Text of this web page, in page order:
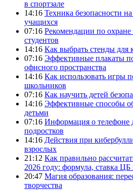
в спортзале
14:16 Техника безопасности
учащихся
07:16 Рекомендации по
студентов
14:16 Как выбрать стенды
07:16 Эффективные плакаты
офисного пространства
14:16 Как использовать
школьников
07:16 Как научить детей
14:16 Эффективные способы
детьми
07:16 Информация о телефоне
подростков
14:16 Действия при
взрослых
21:12 Как правильно
2026 году: формула, ставка
20:47 Магия образования:
творчества